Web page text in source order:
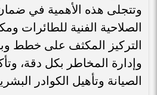
وتتجلى هذه الأهمية في
الصلاحية الفنية للطائرات
التركيز المكثف على خطط
وإدارة المخاطر بكل دقة،
الصيانة وتأهيل الكوادر